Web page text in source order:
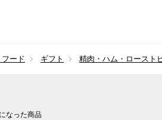
ード ギフト 精肉・ハム・ロースト
なった商品